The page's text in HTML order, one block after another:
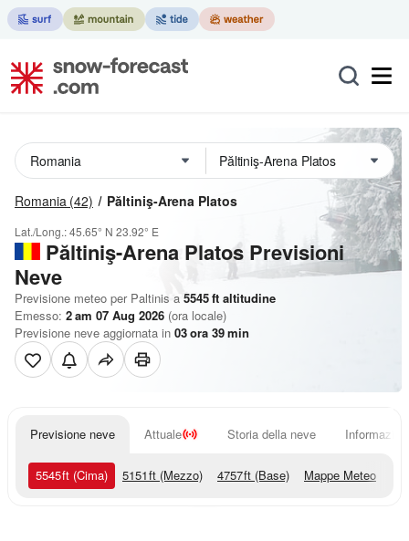
Romania (42) Păltiniş-Arena Platos
Lat./Long.:45.65° N 23.92° E
Păltiniş-Arena Platos Previsioni
Neve
Previsione meteo per Paltinis a 5545ft altitudine
Emesso: 2 am 07 Aug 2026 (ora locale)
Previsione neve aggiornata in 03ora 39min
Previsione neve Attuale Storia della neve
5545ft (Cima) 5151ft (Mezzo) 4757ft (Base) Mappe Meteo